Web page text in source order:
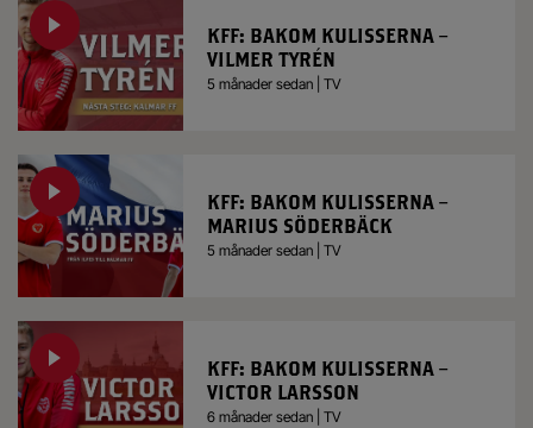
KFF: BAKOM KULISSERNA –
VILMER TYRÉN
5 månader sedan | TV
KFF: BAKOM KULISSERNA –
MARIUS SÖDERBÄCK
5 månader sedan | TV
KFF: BAKOM KULISSERNA –
VICTOR LARSSON
6 månader sedan | TV